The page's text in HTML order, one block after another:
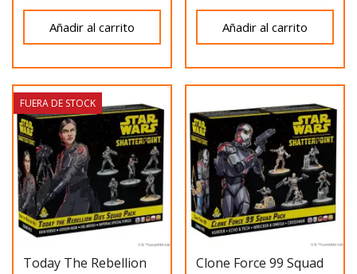
Añadir al carrito Añadir al carrito
Today The Rebellion
FUERA DE STOCK
Clone Force 99 Squad